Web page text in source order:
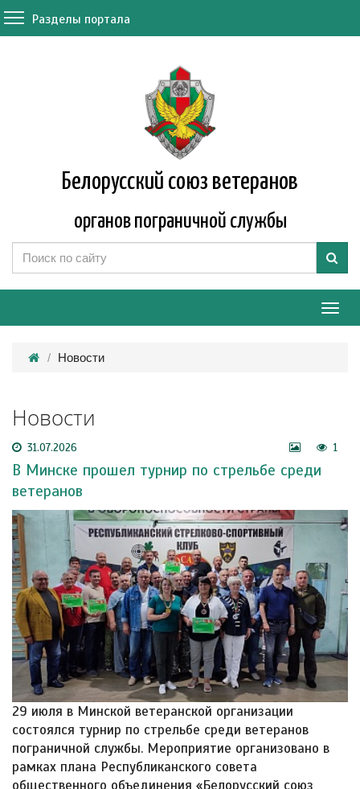
Разделы портала
Белорусский союз ветеранов
органов пограничной службы
Новости
Новости
31.07.2026 1
В Минске прошел турнир по стрельбе среди
ветеранов
29 июля в Минской ветеранской организации
состоялся турнир по стрельбе среди ветеранов
пограничной службы. Мероприятие организовано в
рамках плана Республиканского совета
общественного объединения «Белорусский союз